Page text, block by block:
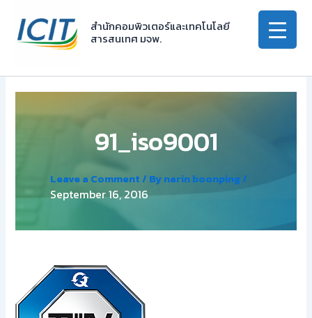
content
สำนักคอมพิวเตอร์และเทคโนโลยี
สารสนเทศ มจพ.
91_iso9001
Leave a Comment / Bynarin boonping/
September 16, 2016